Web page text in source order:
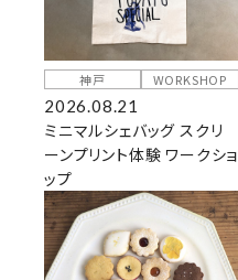
神戸 WORKSHOP
2026.08.21
ミニマルシェバッグ スクリ
ーンプリント体験 ワークショ
ップ